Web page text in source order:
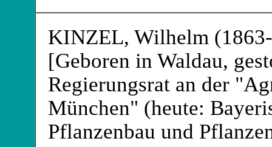
KINZEL, Wilhelm
[Geboren in Waldau,
Regierungsrat an der
München" (heute:
Pflanzenbau und